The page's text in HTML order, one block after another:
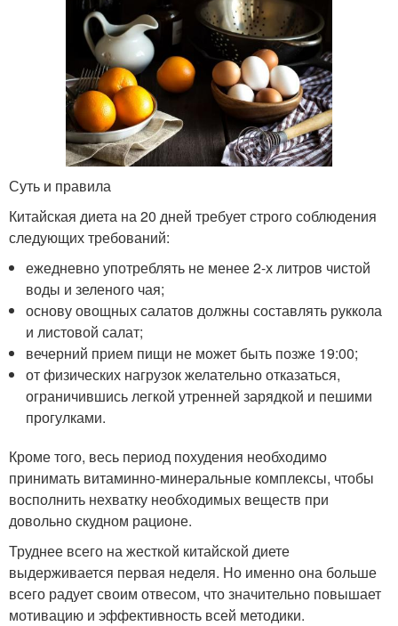
Суть и правила
Китайская диета на 20 дней требует строго соблюдения
следующих требований:
ежедневно употреблять не менее 2-х литров чистой
воды и зеленого чая;
основу овощных салатов должны составлять руккола
и листовой салат;
вечерний прием пищи не может быть позже 19:00;
от физических нагрузок желательно отказаться,
ограничившись легкой утренней зарядкой и пешими
прогулками.
Кроме того, весь период похудения необходимо
принимать витаминно-минеральные комплексы, чтобы
восполнить нехватку необходимых веществ при
довольно скудном рационе.
Труднее всего на жесткой китайской диете
выдерживается первая неделя. Но именно она больше
всего радует своим отвесом, что значительно повышает
мотивацию и эффективность всей методики.